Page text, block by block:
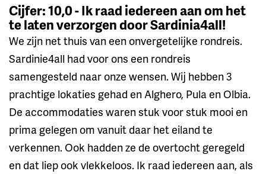
Cijfer: 10,0 - Ik raad iedereen aan om het
te laten verzorgen door Sardinia4all!
We zijn net thuis van een onvergetelijke rondreis.
Sardinie4all had voor ons een rondreis
samengesteld naar onze wensen. Wij hebben 3
prachtige lokaties gehad en Alghero, Pula en Olbia.
De accommodaties waren stuk voor stuk mooi en
prima gelegen om vanuit daar het eiland te
verkennen. Ook hadden ze de overtocht geregeld
en dat liep ook vlekkeloos. Ik raad iedereen aan, als